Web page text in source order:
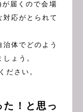
届くので会場
応がとられて
体でどのよう
ょう。
ださい。
！と思っ